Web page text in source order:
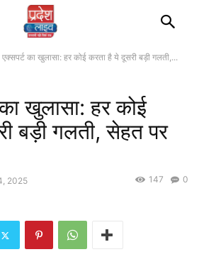
एक्सपर्ट का खुलासा: हर कोई करता है ये दूसरी बड़ी गलती,...
खुलासा: हर कोई
बड़ी गलती, सेहत पर
2025 0
147